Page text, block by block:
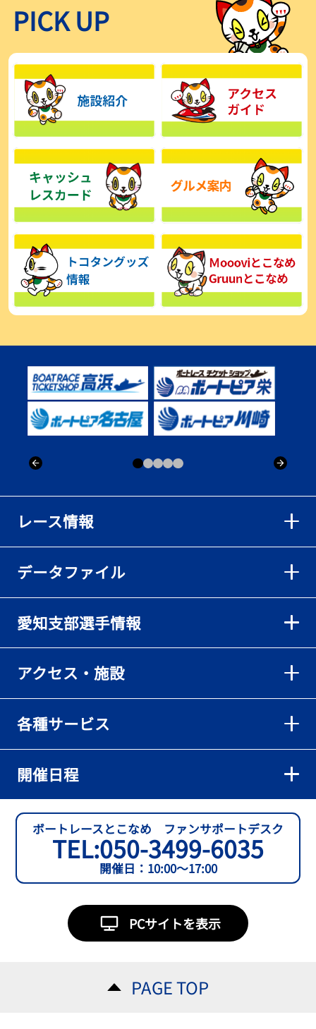
【とこなめボート】塚越海斗が優勝戦で脅威の伸びを披露する「合
ったときの伸びは自分が一番」
2026年08月03日
【とこなめボート】広瀬凜は準優で見つかった課題の克服へ「結果
的に１着を取れればいい」
2026年08月03日
【とこなめボート】西丸敦基が未勝利では終われない「最終日頑張
る」
2026年08月03日
【とこなめボート ルーキーシリーズ】広瀬凜 6位で予選突破「勝負
2026年08月02日
【とこなめボート 日野未来コラム とこなめミライ予想図】トコタン
お誕生日おめでとう！
2026年08月02日
んでもらったし、恩返しをしたいです」～とこなめルーキーＳ
【常滑ボート・ルーキーＳ】荒木颯斗 予選９位でセミファイナル進
出「そろそろ優勝したい」
2026年08月02日
回りは良くなった」／常滑 - 日刊スポーツ
【ボートレース】島川海輝が逃げ切って準優勝負駆け成功、準優は
伸び意識の調整で／常滑 - 日刊スポーツ
【ボートレース】地元の荒木颯斗が有言実行の予選突破「そろそろ
2026年08月02日
【とこなめボート】出足抜群の篠原晟弥だが「叩き変える可能性も
ある」と思案顔
【とこなめボート】準優６枠の西川拓利は「チルトを跳ねる可能性
もあります」
2026年08月02日
【とこなめボート ルーキーシリーズ第15戦】石渡翔一郎 内枠狙うぞ
「足は厳しかったけど、４日目につながって良かった」～とこなめ
2026年08月01日
PICK UP
レース情報
データファイル
愛知支部選手情報
アクセス・施設
各種サービス
開催日程
ボートレースとこなめ ファンサポートデスク
TEL:050-3499-6035
開催日：10:00～17:00
PCサイトを表示
PAGE TOP